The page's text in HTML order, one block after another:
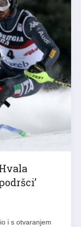
i s otvaranjem